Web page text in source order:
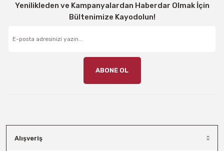
Yenilikleden ve Kampanyalardan Haberdar Olmak İçin
Bültenimize Kayodolun!
ABONE OL
Alışveriş